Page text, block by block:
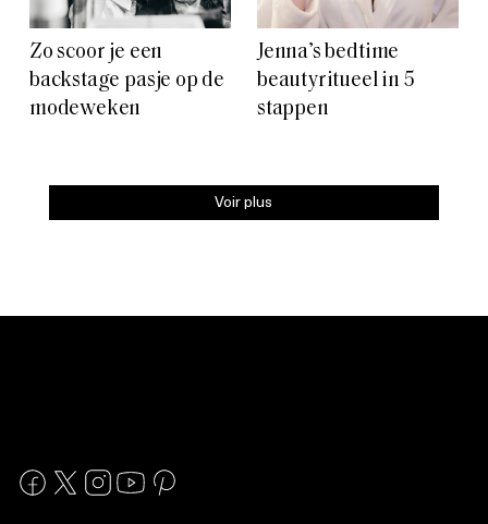
Zo scoor je een
backstage pasje op de
modeweken
Jenna’s bedtime
beautyritueel in 5
stappen
Voir plus